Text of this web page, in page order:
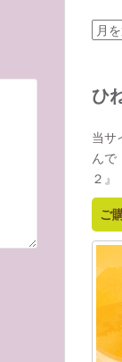
ア
イ
ひ
当サ
んで
２』
ご